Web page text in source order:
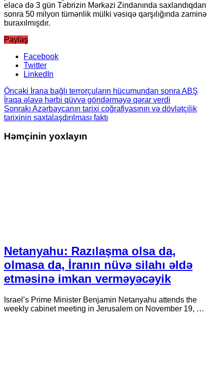
eləcə də 3 gün Təbrizin Mərkəzi Zindanında saxlandıqdan
sonra 50 milyon tümənlik mülki vəsiqə qarşılığında zaminə
buraxılmışdır.
Paylaş
Facebook
Twitter
LinkedIn
Öncəki İrana bağlı terrorçuların hücumundan sonra ABŞ
İraqa əlavə hərbi qüvvə göndərməyə qərar verdi
Sonrakı Azərbaycanın tarixi coğrafiyasının və dövlətçilik
tarixinin saxtalaşdırılması faktı
Həmçinin yoxlayın
Netanyahu: Razılaşma olsa da,
olmasa da, İranın nüvə silahı əldə
etməsinə imkan verməyəcəyik
Israel’s Prime Minister Benjamin Netanyahu attends the
weekly cabinet meeting in Jerusalem on November 19, …